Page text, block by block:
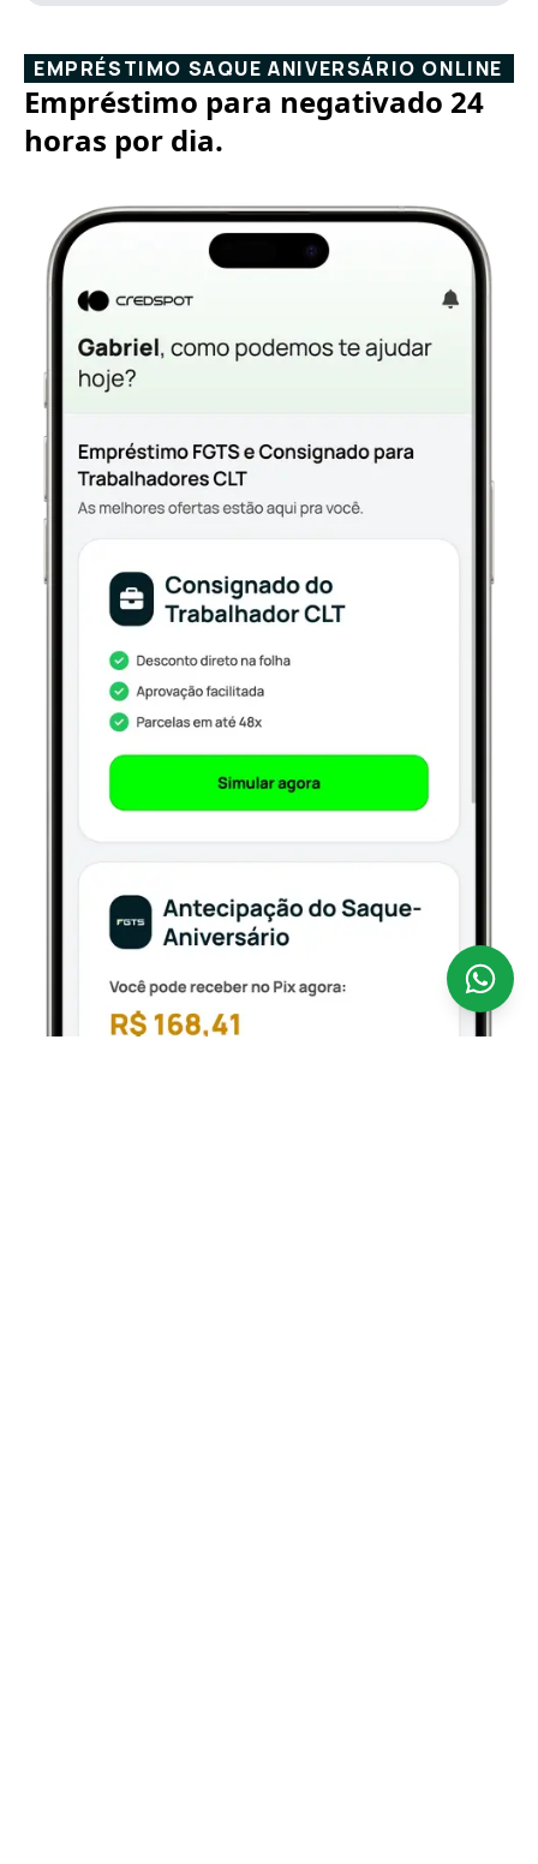
EMPRÉSTIMO SAQUE ANIVERSÁRIO ONLINE
Empréstimo para negativado 24
horas por dia.